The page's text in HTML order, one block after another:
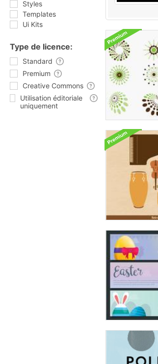
Styles
Templates
Ui Kits
Type de licence:
Standard
Premium
Creative Commons
Utilisation éditoriale
uniquement